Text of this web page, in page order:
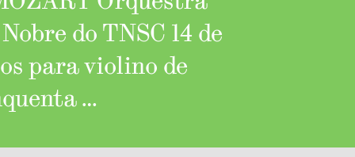
do TNSC 14 de
para violino de
…